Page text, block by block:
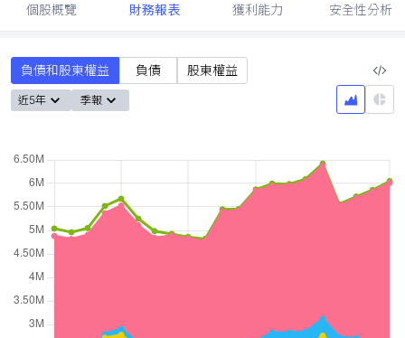
個股概覽 財務報表 獲利能力 安全性分析
負債和股東權益 負債 股東權益
近5年 季報